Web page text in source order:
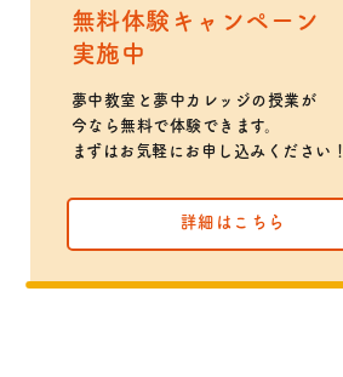
無料体験キャンペーン
実施中
夢中教室と夢中カレッジの授業が
今なら無料で体験できます。
まずはお気軽にお申し込みください！
詳細はこちら